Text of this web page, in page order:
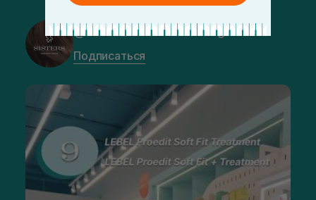
@sisters_stelmakh в Instagram
Подписаться